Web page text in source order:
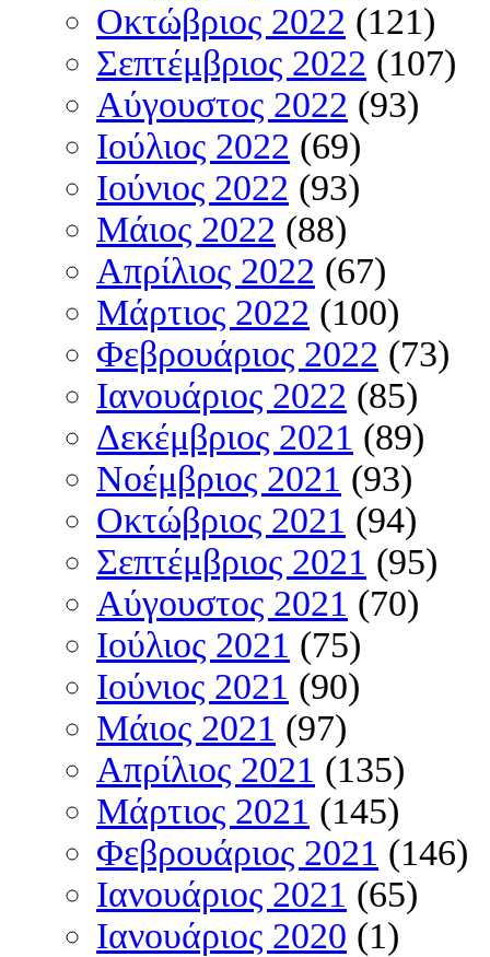
Οκτώβριος 2022 (121)
Σεπτέμβριος 2022 (107)
Αύγουστος 2022 (93)
Ιούλιος 2022 (69)
Ιούνιος 2022 (93)
Μάιος 2022 (88)
Απρίλιος 2022 (67)
Μάρτιος 2022 (100)
Φεβρουάριος 2022 (73)
Ιανουάριος 2022 (85)
Δεκέμβριος 2021 (89)
Νοέμβριος 2021 (93)
Οκτώβριος 2021 (94)
Σεπτέμβριος 2021 (95)
Αύγουστος 2021 (70)
Ιούλιος 2021 (75)
Ιούνιος 2021 (90)
Μάιος 2021 (97)
Απρίλιος 2021 (135)
Μάρτιος 2021 (145)
Φεβρουάριος 2021 (146)
Ιανουάριος 2021 (65)
Ιανουάριος 2020 (1)